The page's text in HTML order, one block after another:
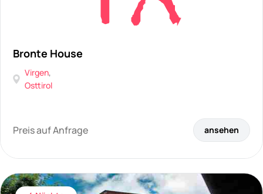
Bronte House
Virgen,
Osttirol
Preis auf Anfrage ansehen